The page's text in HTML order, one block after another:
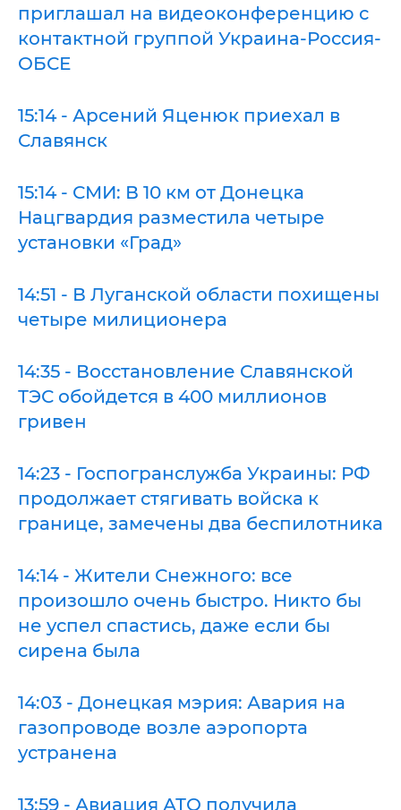
приглашал на видеоконференцию с
контактной группой Украина-Россия-
ОБСЕ
15:14 - Арсений Яценюк приехал в
Славянск
15:14 - СМИ: В 10 км от Донецка
Нацгвардия разместила четыре
установки «Град»
14:51 - В Луганской области похищены
четыре милиционера
14:35 - Восстановление Славянской
ТЭС обойдется в 400 миллионов
гривен
14:23 - Госпогранслужба Украины: РФ
продолжает стягивать войска к
границе, замечены два беспилотника
14:14 - Жители Снежного: все
произошло очень быстро. Никто бы
не успел спастись, даже если бы
сирена была
14:03 - Донецкая мэрия: Авария на
газопроводе возле аэропорта
устранена
13:59 - Авиация АТО получила